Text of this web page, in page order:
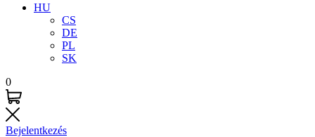
HU
CS
DE
PL
SK
0
Bejelentkezés